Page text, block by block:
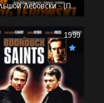
Большой Лебовски - (Перевод Гоблина)
1999